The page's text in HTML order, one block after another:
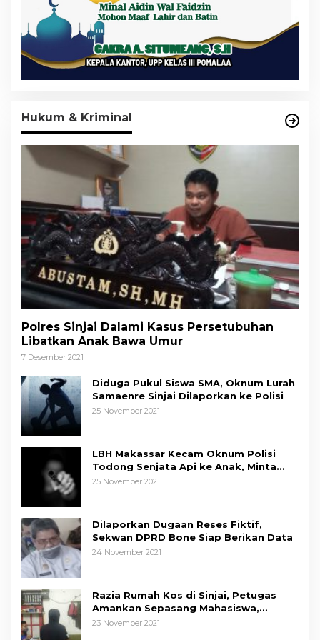
Hukum & Kriminal
Polres Sinjai Dalami Kasus Persetubuhan
Libatkan Anak Bawa Umur
7 Desember 2021
Diduga Pukul Siswa SMA, Oknum Lurah
Samaenre Sinjai Dilaporkan ke Polisi
25 November 2021
LBH Makassar Kecam Oknum Polisi
Todong Senjata Api ke Anak, Minta
Kapolda Sulsel Tindak Tegas
25 November 2021
Dilaporkan Dugaan Reses Fiktif,
Sekwan DPRD Bone Siap Berikan Data
24 November 2021
Razia Rumah Kos di Sinjai, Petugas
Amankan Sepasang Mahasiswa,
Mengaku Berpacaran
23 November 2021